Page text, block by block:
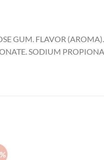
GUM. FLAVOR (AROMA).
SODIUM